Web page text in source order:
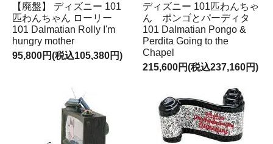
【廃盤】 ディズニー 101
匹わんちゃん ローリー
101 Dalmatian Rolly I'm
hungry mother
95,800円(税込105,380円)
ディズニー 101匹わんちゃ
ん ポンゴとパーディタ
101 Dalmatian Pongo &
Perdita Going to the
Chapel
215,600円(税込237,160円)